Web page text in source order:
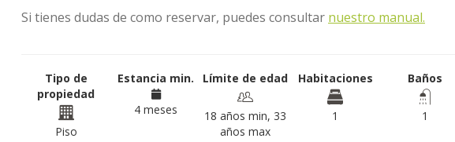
Si tienes dudas de como reservar, puedes consultar nuestro manual.
Tipo de
propiedad
Piso
Estancia min.
4 meses
Límite de edad
18 años min, 33
años max
Habitaciones
1
Baños
1